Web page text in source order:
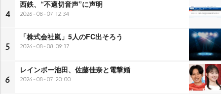
4
西鉄、“不適切音声”に声明
2026-08-07 12:34
5
「株式会社嵐」5人のFC出そろう
2026-08-08 09:17
6
レインボー池田、佐藤佳奈と電撃婚
2026-08-07 20:00